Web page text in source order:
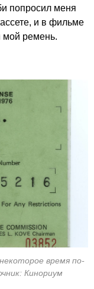
попросил меня
и в фильме
мой ремень.
время по-
Кинориум